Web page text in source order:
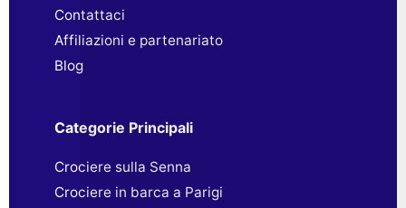
Contattaci
Affiliazioni e partenariato
Blog
Categorie Principali
Crociere sulla Senna
Crociere in barca a Parigi